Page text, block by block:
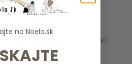
Detská kolobežka 2v1
scoot and ride -...
na Noelo.sk